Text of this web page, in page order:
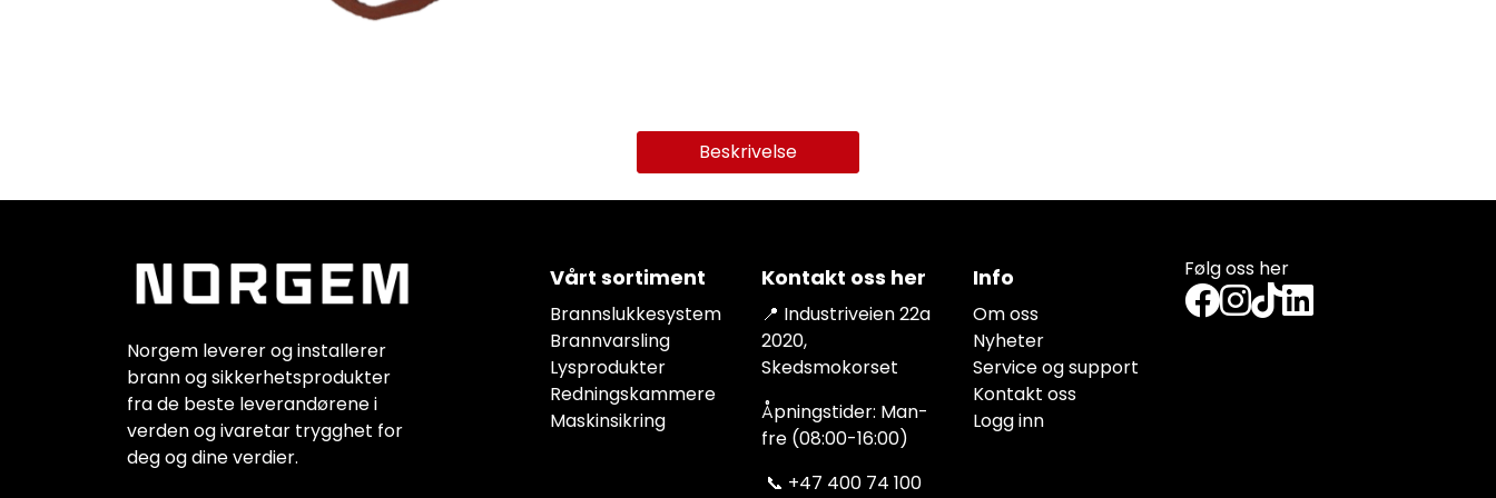
Beskrivelse
Følg oss her
Vårt sortiment
Brannslukkesystem
Brannvarsling
Lysprodukter
Redningskammere
Maskinsikring
Norgem leverer og installerer
brann og sikkerhetsprodukter
fra de beste leverandørene i
verden og ivaretar trygghet for
deg og dine verdier.
Info
Om oss
Nyheter
Service og support
Kontakt oss
Logg inn
Kontakt oss her
📍 Industriveien 22a
2020,
Skedsmokorset
Åpningstider: Man-
fre (08:00-16:00)
📞 +47 400 74 100